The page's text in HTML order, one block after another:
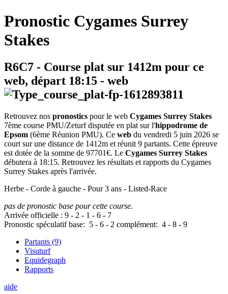
Pronostic Cygames Surrey
Stakes
R6C7 - Course plat sur 1412m pour ce
web, départ 18:15 - web
Retrouvez nos pronostics pour le web Cygames Surrey Stakes
7ème course PMU/Zeturf disputée en plat sur l'hippodrome de
Epsom (6ème Réunion PMU). Ce web du vendredi 5 juin 2026 se
court sur une distance de 1412m et réunit 9 partants. Cette épreuve
est dotée de la somme de 97701€. Le Cygames Surrey Stakes
débutera à 18:15. Retrouvez les résultats et rapports du Cygames
Surrey Stakes après l'arrivée.
Herbe - Corde à gauche - Pour 3 ans - Listed-Race
pas de pronostic base pour cette course.
Arrivée officielle : 9 - 2 - 1 - 6 - 7
Pronostic spéculatif base: 5 - 6 - 2 complément: 4 - 8 - 9
Partants (9)
Visuturf
Equidegraph
Rapports
aide